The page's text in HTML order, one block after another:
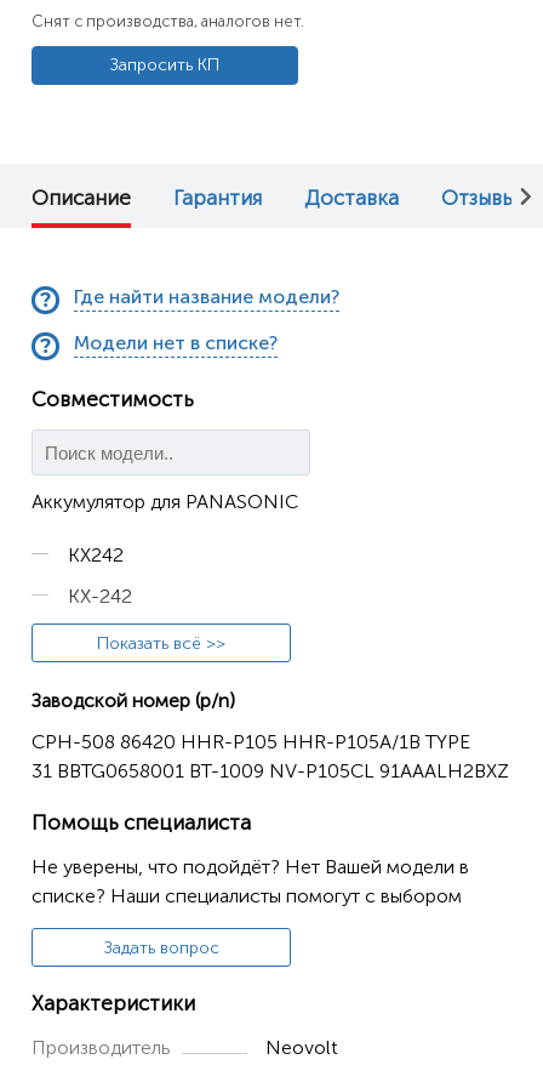
Снят с производства, аналогов нет.
Запросить КП
Описание Гарантия Доставка Отзывы (0)
Где найти название модели?
Модели нет в списке?
Совместимость
Аккумулятор для PANASONIC
KX242
KX-242
KX2420
KX-2421
KX243
KX-243
KX2431
KX-2431
KX2432
Показать всё >>
Заводской номер (p/n)
CPH-508 86420 HHR-P105 HHR-P105A/1B TYPE
31 BBTG0658001 BT-1009 NV-P105CL 91AAALH2BXZ
Помощь специалиста
Не уверены, что подойдёт? Нет Вашей модели в
списке? Наши специалисты помогут с выбором
Задать вопрос
Характеристики
Производитель Neovolt